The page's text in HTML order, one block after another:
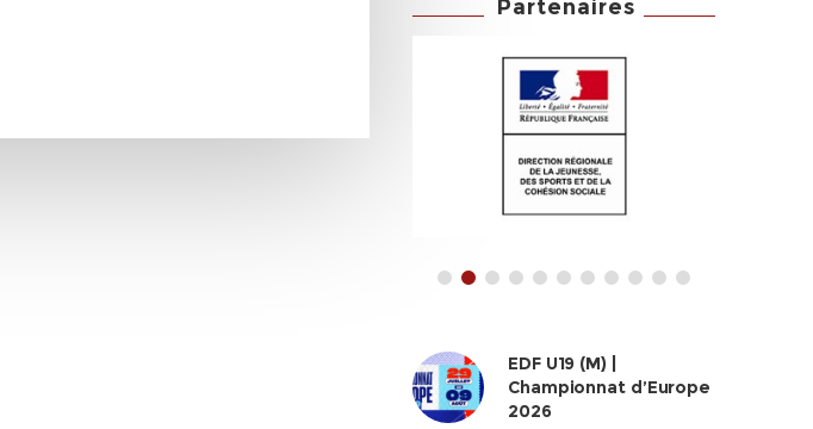
Partenaires
EDF U19 (M) |
Championnat d’Europe
2026